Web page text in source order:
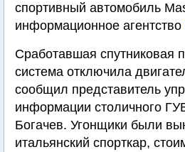
спортивный автомобиль
информационное агентство
Сработавшая спутниковая
система отключила
сообщил представитель
информации столичного
Богачев. Угонщики были
итальянский спорткар,